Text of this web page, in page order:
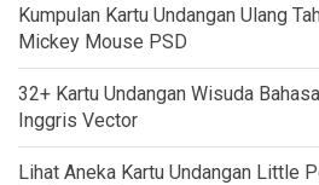
Kumpulan Kartu Undangan Ulang
Mickey Mouse PSD
32+ Kartu Undangan Wisuda Bahasa
Inggris Vector
Lihat Aneka Kartu Undangan Little